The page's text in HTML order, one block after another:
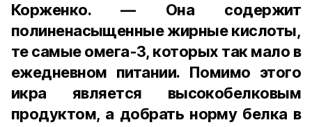
Корженко. — Она содержит
полиненасыщенные жирные кислоты,
те самые омега-3, которых так мало в
ежедневном питании. Помимо этого
икра является высокобелковым
продуктом, а добрать норму белка в